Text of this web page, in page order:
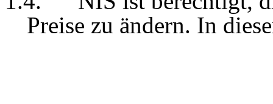
Preise zu ändern. In